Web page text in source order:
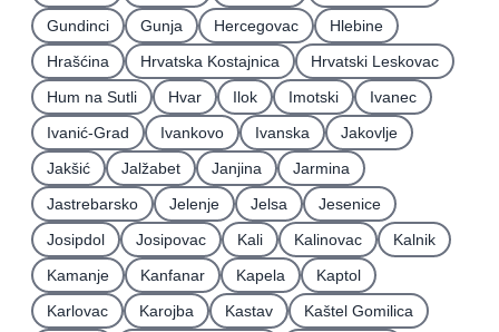
Gundinci
Gunja Hercegovac
Hlebine
Hrašćina
Hrvatska Kostajnica
Hrvatski Leskovac
Hum na Sutli
Hvar Ilok Imotski
Ivanec
Ivanić-Grad
Ivankovo Ivanska
Jakovlje
Jakšić
Jalžabet Janjina
Jarmina
Jastrebarsko
Jelenje Jelsa
Jesenice
Josipdol
Josipovac Kali Kalinovac
Kalnik
Kamanje
Kanfanar Kapela
Kaptol
Karlovac
Karojba Kastav
Kaštel Gomilica